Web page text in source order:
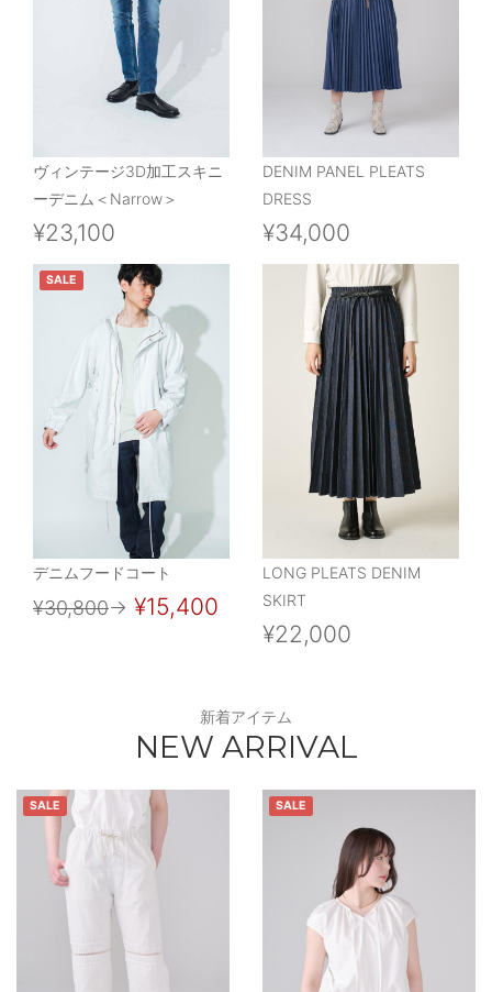
ヴィンテージ3D加工スキニ
ーデニム＜Narrow＞
¥23,100
DENIM PANEL PLEATS
DRESS
¥34,000
SALE
デニムフードコート
¥30,800→ ¥15,400
LONG PLEATS DENIM
SKIRT
¥22,000
新着アイテム
NEW ARRIVAL
SALE SALE